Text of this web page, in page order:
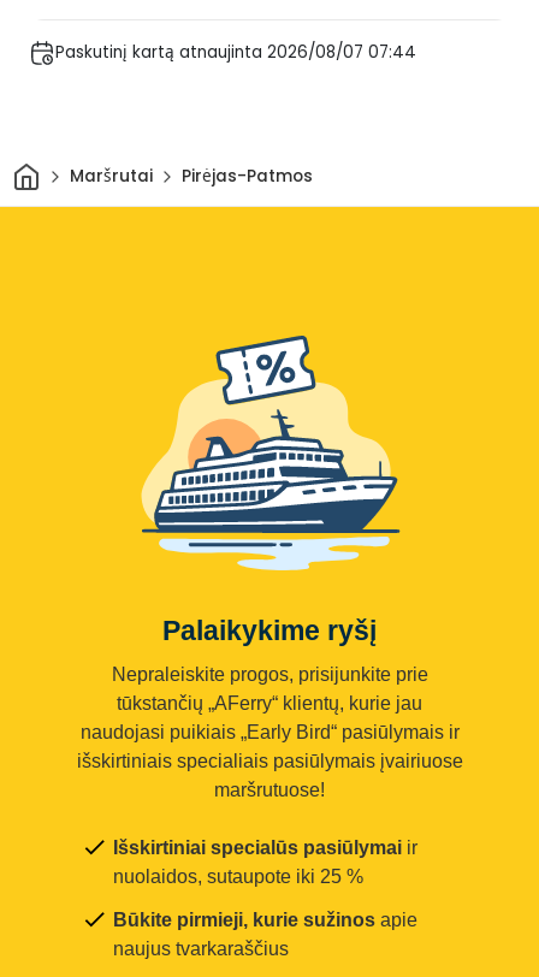
Paskutinį kartą atnaujinta 2026/08/07 07:44
Pradžia
Maršrutai Pirėjas-Patmos
Palaikykime ryšį
Nepraleiskite progos, prisijunkite prie
tūkstančių „AFerry“ klientų, kurie jau
naudojasi puikiais „Early Bird“ pasiūlymais ir
išskirtiniais specialiais pasiūlymais įvairiuose
maršrutuose!
Išskirtiniai specialūs pasiūlymai ir
nuolaidos, sutaupote iki 25 %
Būkite pirmieji, kurie sužinos apie
naujus tvarkaraščius